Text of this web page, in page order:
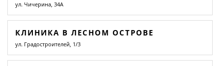
ул. Чичерина, 34А
КЛИНИКА В ЛЕСНОМ ОСТРОВЕ
ул. Градостроителей, 1/3